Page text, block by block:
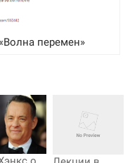
перемен»